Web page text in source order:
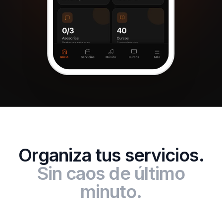
Organiza tus servicios.
Sin caos de último
minuto.